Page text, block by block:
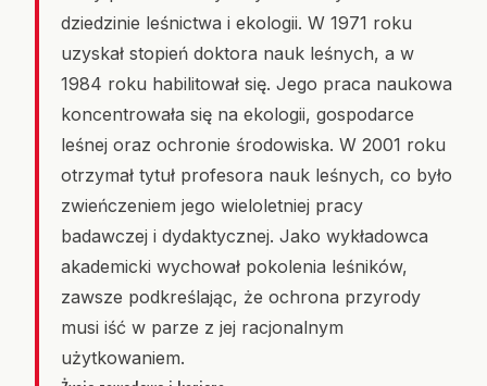
dziedzinie leśnictwa i ekologii. W 1971 roku
uzyskał stopień doktora nauk leśnych, a w
1984 roku habilitował się. Jego praca naukowa
koncentrowała się na ekologii, gospodarce
leśnej oraz ochronie środowiska. W 2001 roku
otrzymał tytuł profesora nauk leśnych, co było
zwieńczeniem jego wieloletniej pracy
badawczej i dydaktycznej. Jako wykładowca
akademicki wychował pokolenia leśników,
zawsze podkreślając, że ochrona przyrody
musi iść w parze z jej racjonalnym
użytkowaniem.